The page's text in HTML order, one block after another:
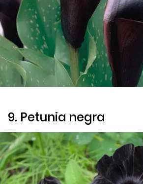
9. Petunia negra